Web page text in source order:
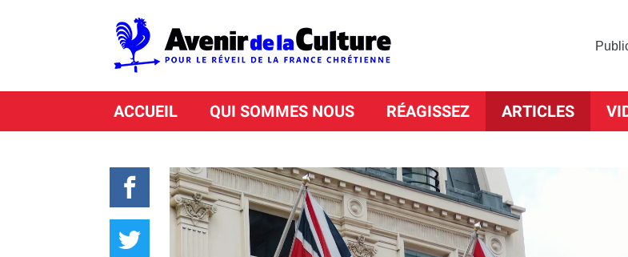
ACCUEIL QUI SOMMES NOUS RÉAGISSEZ ARTICLES